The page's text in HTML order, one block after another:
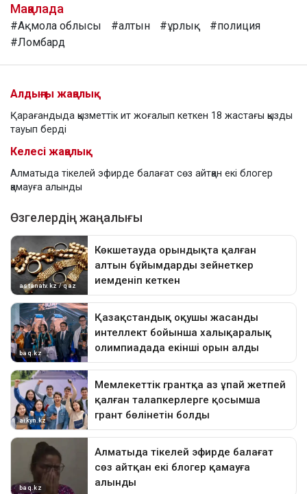
Мақалада
#Ақмола облысы #алтын #ұрлық
#полиция
#Ломбард
Алдыңғы жаңалық
Қарағандыда қызметтік ит жоғалып кеткен 18 жастағы қызды
тауып берді
Келесі жаңалық
Алматыда тікелей эфирде балағат сөз айтқан екі блогер
қамауға алынды